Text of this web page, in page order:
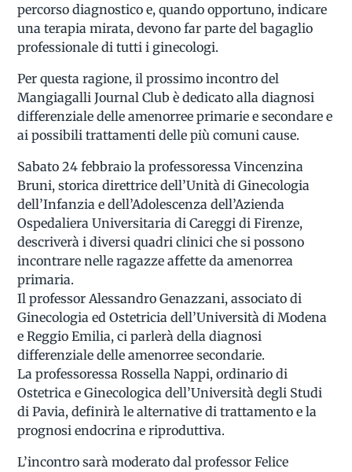
percorso diagnostico e, quando opportuno, indicare
una terapia mirata, devono far parte del bagaglio
professionale di tutti i ginecologi.
Per questa ragione, il prossimo incontro del
Mangiagalli Journal Club è dedicato alla diagnosi
differenziale delle amenorree primarie e secondare e
ai possibili trattamenti delle più comuni cause.
Sabato 24 febbraio la professoressa Vincenzina
Bruni, storica direttrice dell’Unità di Ginecologia
dell’Infanzia e dell’Adolescenza dell’Azienda
Ospedaliera Universitaria di Careggi di Firenze,
descriverà i diversi quadri clinici che si possono
incontrare nelle ragazze affette da amenorrea
primaria.
Il professor Alessandro Genazzani, associato di
Ginecologia ed Ostetricia dell’Università di Modena
e Reggio Emilia, ci parlerà della diagnosi
differenziale delle amenorree secondarie.
La professoressa Rossella Nappi, ordinario di
Ostetrica e Ginecologica dell’Università degli Studi
di Pavia, definirà le alternative di trattamento e la
prognosi endocrina e riproduttiva.
L’incontro sarà moderato dal professor Felice